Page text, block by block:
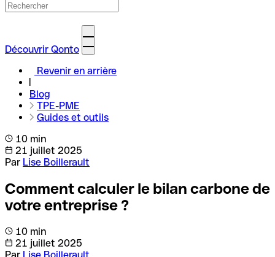
Découvrir Qonto
Revenir en arrière
Blog
TPE-PME
Guides et outils
10 min
21 juillet 2025
Par Lise Boillerault
Comment calculer le bilan carbone de
votre entreprise ?
10 min
21 juillet 2025